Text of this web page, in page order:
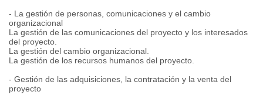
- La gestión de personas, comunicaciones y el cambio
organizacional
La gestión de las comunicaciones del proyecto y los interesados
del proyecto.
La gestión del cambio organizacional.
La gestión de los recursos humanos del proyecto.
- Gestión de las adquisiciones, la contratación y la venta del
proyecto